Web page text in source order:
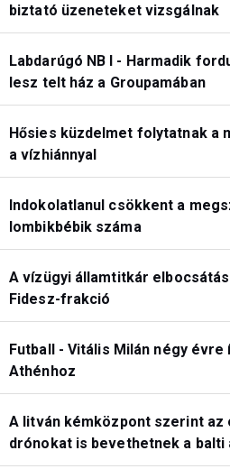
biztató üzeneteket vizsgálnak
Labdarúgó NB I - Harmadik
lesz telt ház a Groupamában
Hősies küzdelmet folytatnak a
a vízhiánnyal
Indokolatlanul csökkent a
lombikbébik száma
A vízügyi államtitkár
Fidesz-frakció
Futball - Vitális Milán négy évre
Athénhoz
A litván kémközpont szerint az
drónokat is bevethetnek a balti